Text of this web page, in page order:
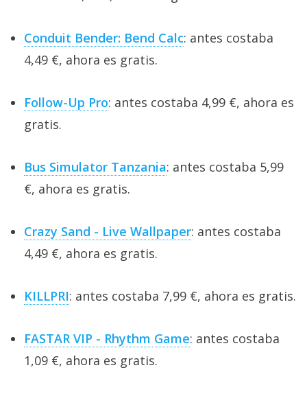
Conduit Bender: Bend Calc: antes costaba
4,49 €, ahora es gratis.
Follow-Up Pro: antes costaba 4,99 €, ahora es
gratis.
Bus Simulator Tanzania: antes costaba 5,99
€, ahora es gratis.
Crazy Sand - Live Wallpaper: antes costaba
4,49 €, ahora es gratis.
KILLPRI: antes costaba 7,99 €, ahora es gratis.
FASTAR VIP - Rhythm Game: antes costaba
1,09 €, ahora es gratis.